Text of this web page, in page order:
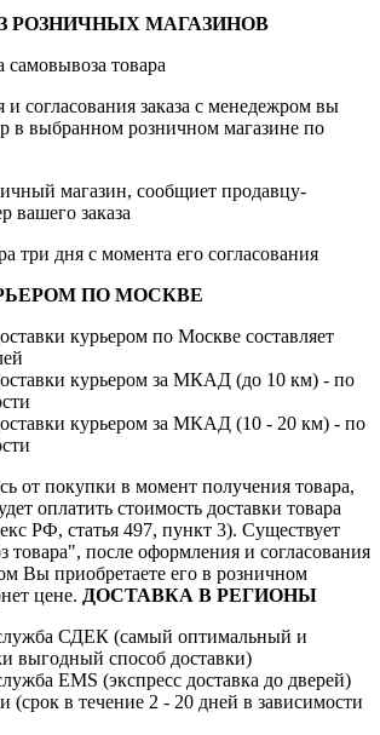
РОЗНИЧНЫХ МАГАЗИНОВ
самовывоза товара
согласования заказа с менедежром вы
в выбранном розничном магазине по
магазин, сообщиет продавцу-
вашего заказа
три дня с момента его согласования
ПО МОСКВЕ
курьером по Москве составляет
курьером за МКАД (до 10 км) - по
курьером за МКАД (10 - 20 км) - по
от покупки в момент получения товара,
оплатить стоимость доставки товара
РФ, статья 497, пункт 3). Существует
товара", после оформления и согласования
Вы приобретаете его в розничном
цене. ДОСТАВКА В РЕГИОНЫ
СДЕК (самый оптимальный и
выгодный способ доставки)
EMS (экспресс доставка до дверей)
(срок в течение 2 - 20 дней в зависимости